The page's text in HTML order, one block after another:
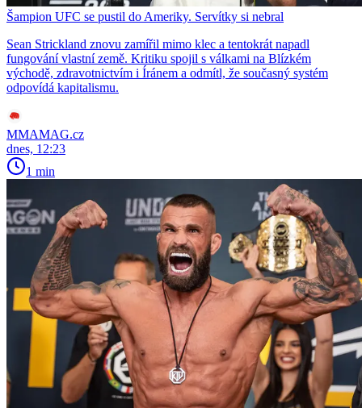
Šampion UFC se pustil do Ameriky. Servítky si nebral
Sean Strickland znovu zamířil mimo klec a tentokrát napadl
fungování vlastní země. Kritiku spojil s válkami na Blízkém
východě, zdravotnictvím i Íránem a odmítl, že současný systém
odpovídá kapitalismu.
MMAMAG.cz
dnes, 12:23
1 min